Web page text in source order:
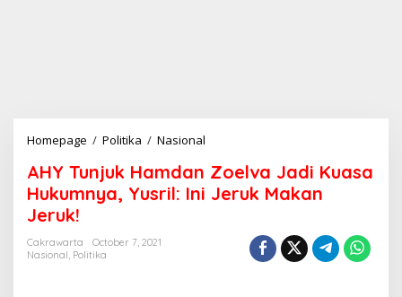
Homepage / Politika / Nasional
Y
u
AHY Tunjuk Hamdan Zoelva Jadi Kuasa
Hukumnya, Yusril: Ini Jeruk Makan
Jeruk!
Cakrawarta
October 7, 2021
Nasional, Politika